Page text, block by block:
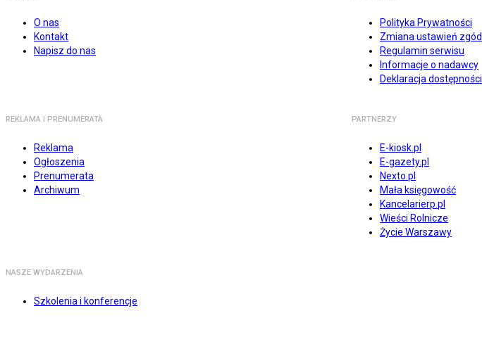
O nas
Kontakt
Napisz do nas
Polityka Prywatności
Zmiana ustawień zgód
Regulamin serwisu
Informacje o nadawcy
Deklaracja dostępności
REKLAMA I PRENUMERATA
Reklama
Ogłoszenia
Prenumerata
Archiwum
PARTNERZY
E-kiosk.pl
E-gazety.pl
Nexto.pl
Mała księgowość
Kancelarierp.pl
Wieści Rolnicze
Życie Warszawy
NASZE WYDARZENIA
Szkolenia i konferencje